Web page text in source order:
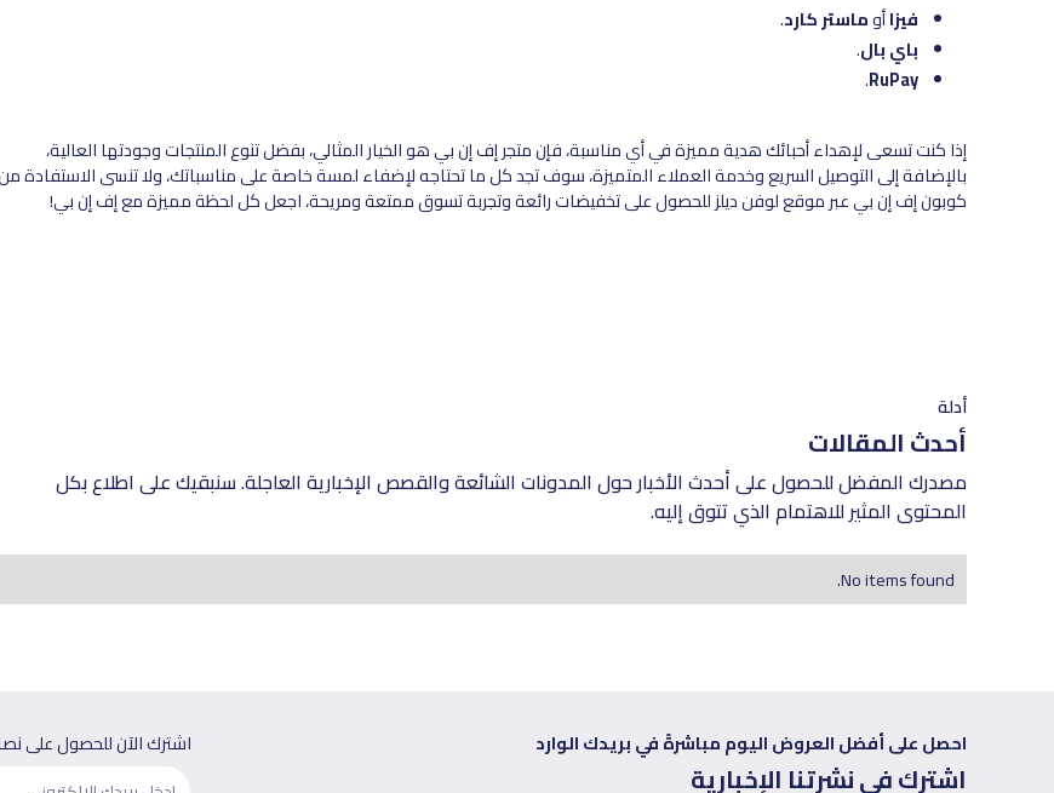
فيزاأوماستر كارد.
باي بال.
RuPay
.
إذا كنت تسعى لإهداء أحبائك هدية مميزة في أي مناسبة، فإن متجر إف إن بي هو الخيار المثالي، بفضل تنوع المنتجات وجودتها العالية،
بالإضافة إلى التوصيل السريع وخدمة العملاء المتميزة، سوف تجد كل ما تحتاجه لإضفاء لمسة خاصة على مناسباتك، ولا تنسى الاستفادة
كوبون إف إن بي عبر موقع لوفن ديلز للحصول على تخفيضات رائعة وتجربة تسوق ممتعة ومريحة، اجعل كل لحظة مميزة مع إف إن بي!
أدلة
أحدث المقالات
مصدرك المفضل للحصول على أحدث الأخبار حول المدونات الشائعة والقصص الإخبارية العاجلة. سنبقيك على اطلاع بكل
المحتوى المثير للاهتمام الذي تتوق إليه.
No items found.
احصل على أفضل العروض اليوم مباشرةً في بريدك الوارد
اشترك في نشرتنا الإخبارية
اشترك الآن للحصول على